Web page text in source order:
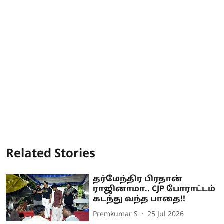
Related Stories
தர்மேந்திர பிரதான்
ராஜினாமா.. CJP போராட்டம்
கடந்து வந்த பாதை!!
Premkumar S 25 Jul 2026